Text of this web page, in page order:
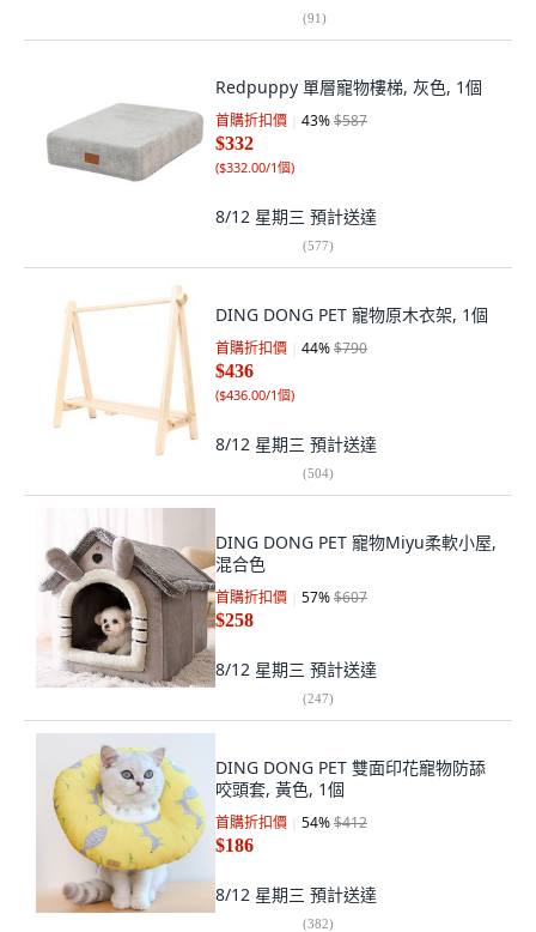
(91)
Redpuppy 單層寵物樓梯, 灰色, 1個
首購折扣價 43%$587
$332
($332.00/1個)
8/12 星期三 預計送達
(577)
DING DONG PET 寵物原木衣架, 1個
首購折扣價 44%$790
$436
($436.00/1個)
8/12 星期三 預計送達
(504)
DING DONG PET 寵物Miyu柔軟小屋,
混合色
首購折扣價 57%$607
$258
8/12 星期三 預計送達
(247)
DING DONG PET 雙面印花寵物防舔
咬頭套, 黃色, 1個
首購折扣價 54%$412
$186
8/12 星期三 預計送達
(382)